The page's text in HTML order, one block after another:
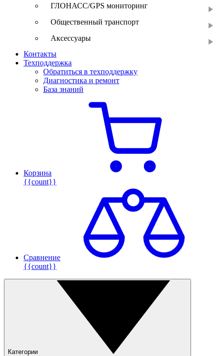
ГЛОНАСС/GPS мониторинг
Общественный транспорт
Аксессуары
Контакты
Техподдержка
Обратиться в техподдержку
Диагностика и ремонт
База знаний
Корзина
{{count}}
Сравнение
{{count}}
Категории